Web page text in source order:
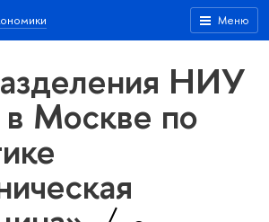
Меню
НИУ
Москве по